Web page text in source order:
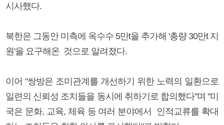
시사했다.
북한은 그동안 미측에 옥수수 5만t을 추가해 '총량 30만t 지
원'을 요구해온 것으로 알려졌다.
이어 "쌍방은 조미관계를 개선하기 위한 노력의 일환으로
일련의 신뢰성 조치들을 동시에 취하기로 합의했다"며 "미
국은 문화, 교육, 체육 등 여러 분야에서 인적교류를 확대